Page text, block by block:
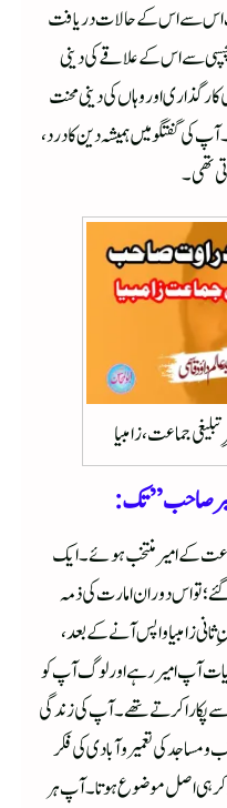
اس سے اس کے حالات دریافت
سے اس کے علاقے کی دینی
اور وہاں کی دینی محنت
کی گفتگو میں ہمیشہ دین کا درد،
تھی۔
جماعت، زامبیا
صاحب” تک:
کے امیر منتخب ہوئے۔ ایک
تو اس دوران امارت کی ذمہ
زامبیا واپس آنے کے بعد،
آپ امیر رہے اور لوگ آپ کو
کرتے تھے۔ آپ کی زندگی
مساجد کی تعمیر وآبادی کی فکر
ہی اصل موضوع ہوتا۔ آپ ہر